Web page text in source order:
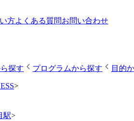
方よくある質問お問い合わせ
探す プログラムから探す 目的
>
駅>